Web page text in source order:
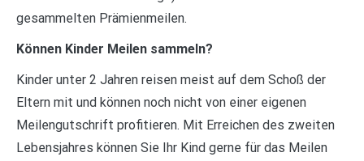
gesammelten Prämienmeilen.
Können Kinder Meilen sammeln?
Kinder unter 2 Jahren reisen meist auf dem Schoß der
Eltern mit und können noch nicht von einer eigenen
Meilengutschrift profitieren. Mit Erreichen des zweiten
Lebensjahres können Sie Ihr Kind gerne für das Meilen